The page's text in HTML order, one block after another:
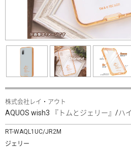
株式会社レイ・アウト
AQUOS wish3 『トムとジェリー』/ハ
RT-WAQL1UC/JR2M
ジェリー